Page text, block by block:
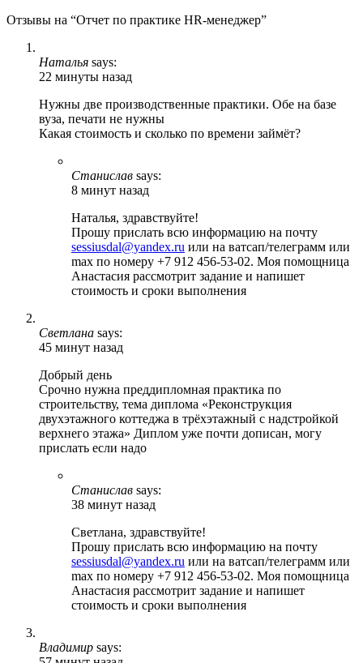
Отзывы на “Отчет по практике HR-менеджер”
Наталья says:
22 минуты назад
Нужны две производственные практики. Обе на базе
вуза, печати не нужны
Какая стоимость и сколько по времени займёт?
Станислав says:
8 минут назад
Наталья, здравствуйте!
Прошу прислать всю информацию на почту
sessiusdal@yandex.ru или на ватсап/телеграмм или
max по номеру +7 912 456-53-02. Моя помощница
Анастасия рассмотрит задание и напишет
стоимость и сроки выполнения
Светлана says:
45 минут назад
Добрый день
Срочно нужна преддипломная практика по
строительству, тема диплома «Реконструкция
двухэтажного коттеджа в трёхэтажный с надстройкой
верхнего этажа» Диплом уже почти дописан, могу
прислать если надо
Станислав says:
38 минут назад
Светлана, здравствуйте!
Прошу прислать всю информацию на почту
sessiusdal@yandex.ru или на ватсап/телеграмм или
max по номеру +7 912 456-53-02. Моя помощница
Анастасия рассмотрит задание и напишет
стоимость и сроки выполнения
Владимир says: